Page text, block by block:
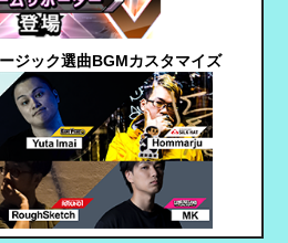
ジック選曲BGMカスタマイズ